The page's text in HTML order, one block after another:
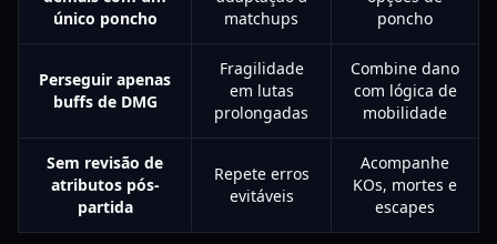
único poncho
matchups
poncho
Perseguir apenas
buffs de DMG
Fragilidade
em lutas
prolongadas
Combine dano
com lógica de
mobilidade
Sem revisão de
atributos pós-
partida
Repete erros
evitáveis
Acompanhe
KOs, mortes e
escapes